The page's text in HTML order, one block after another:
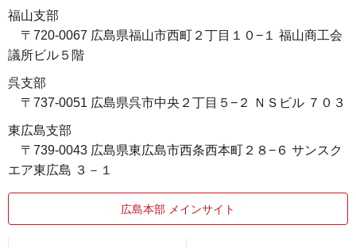
福山支部
〒720-0067 広島県福山市西町２丁目１０−１ 福山商工会
議所ビル５階
呉支部
〒737-0051 広島県呉市中央２丁目５−２ ＮＳビル ７０３
東広島支部
〒739-0043 広島県東広島市西条西本町２８−６ サンスク
エア東広島 ３－１
広島本部 メインサイト